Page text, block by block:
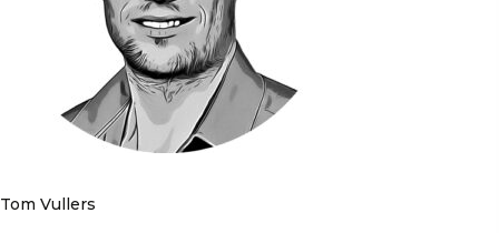
Tom Vullers